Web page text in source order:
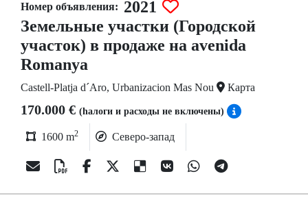
Номер объявления: 2021
Земельные участки (Городской
участок) в продаже на avenida
Romanya
Castell-Platja d´Aro, Urbanizacion Mas Nou Карта
170.000 € (hалоги и расходы не включены)
1600 m2 Северо-запад